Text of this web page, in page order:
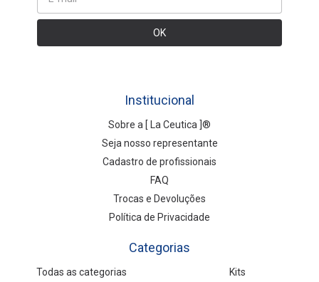
Institucional
Sobre a [ La Ceutica ]®
Seja nosso representante
Cadastro de profissionais
FAQ
Trocas e Devoluções
Política de Privacidade
Categorias
Todas as categorias
Kits